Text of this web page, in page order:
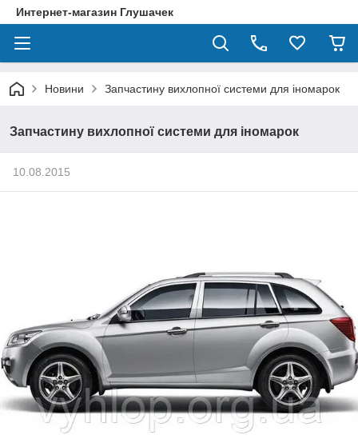
Интернет-магазин Глушачек
Новини Запчастину вихлопної системи для іномарок
Запчастину вихлопної системи для іномарок
10.08.2015